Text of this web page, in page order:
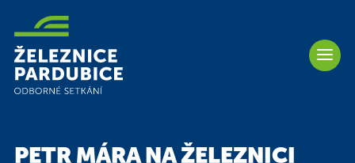
PETR MÁRA NA ŽELEZNICI